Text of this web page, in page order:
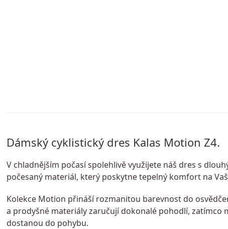
Dámský cyklistický dres Kalas Motion Z4.
V chladnějším počasí spolehlivě využijete náš dres s
počesaný materiál, který poskytne tepelný komfort na
Kolekce Motion přináší rozmanitou barevnost do
a prodyšné materiály zaručují dokonalé pohodlí, zatímco
dostanou do pohybu.